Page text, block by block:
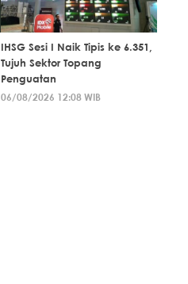
IHSG Sesi I Naik Tipis ke 6.351,
Tujuh Sektor Topang
Penguatan
06/08/2026 12:08 WIB